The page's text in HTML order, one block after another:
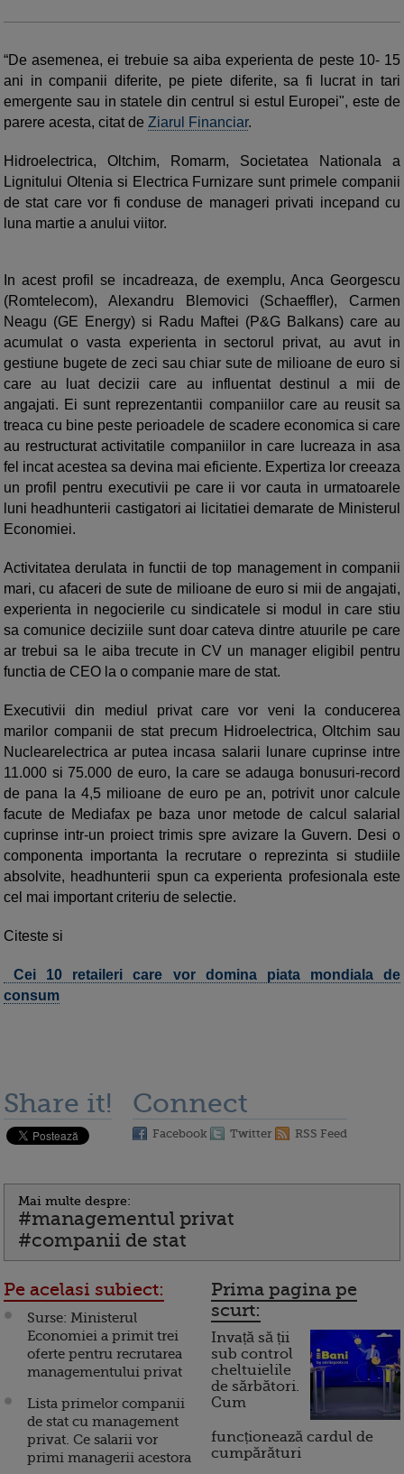
“De asemenea, ei trebuie sa aiba experienta de peste 10- 15
ani in companii diferite, pe piete diferite, sa fi lucrat in tari
emergente sau in statele din centrul si estul Europei", este de
parere acesta, citat de Ziarul Financiar.
Hidroelectrica, Oltchim, Romarm, Societatea Nationala a
Lignitului Oltenia si Electrica Furnizare sunt primele companii
de stat care vor fi conduse de manageri privati incepand cu
luna martie a anului viitor.
In acest profil se incadreaza, de exemplu, Anca Georgescu
(Romtelecom), Alexandru Blemovici (Schaeffler), Carmen
Neagu (GE Energy) si Radu Maftei (P&G Balkans) care au
acumulat o vasta experienta in sectorul privat, au avut in
gestiune bugete de zeci sau chiar sute de milioane de euro si
care au luat decizii care au influentat destinul a mii de
angajati. Ei sunt reprezentantii companiilor care au reusit sa
treaca cu bine peste perioadele de scadere economica si care
au restructurat activitatile companiilor in care lucreaza in asa
fel incat acestea sa devina mai eficiente. Expertiza lor creeaza
un profil pentru executivii pe care ii vor cauta in urmatoarele
luni headhunterii castigatori ai licitatiei demarate de Ministerul
Economiei.
Activitatea derulata in functii de top management in companii
mari, cu afaceri de sute de milioane de euro si mii de angajati,
experienta in negocierile cu sindicatele si modul in care stiu
sa comunice deciziile sunt doar cateva dintre atuurile pe care
ar trebui sa le aiba trecute in CV un manager eligibil pentru
functia de CEO la o companie mare de stat.
Executivii din mediul privat care vor veni la conducerea
marilor companii de stat precum Hidroelectrica, Oltchim sau
Nuclearelectrica ar putea incasa salarii lunare cuprinse intre
11.000 si 75.000 de euro, la care se adauga bonusuri-record
de pana la 4,5 milioane de euro pe an, potrivit unor calcule
facute de Mediafax pe baza unor metode de calcul salarial
cuprinse intr-un proiect trimis spre avizare la Guvern. Desi o
componenta importanta la recrutare o reprezinta si studiile
absolvite, headhunterii spun ca experienta profesionala este
cel mai important criteriu de selectie.
Citeste si
Cei 10 retaileri care vor domina piata mondiala de
consum
Share it! Connect
Facebook Twitter RSS Feed
Mai multe despre:
#managementul privat
#companii de stat
Pe acelasi subiect:
Surse: Ministerul
Economiei a primit trei
oferte pentru recrutarea
managementului privat
Lista primelor companii
de stat cu management
privat. Ce salarii vor
primi managerii acestora
Prima pagina pe
scurt:
Invață să ții
sub control
cheltuielile
de sărbători.
Cum
funcționează cardul de
cumpărături